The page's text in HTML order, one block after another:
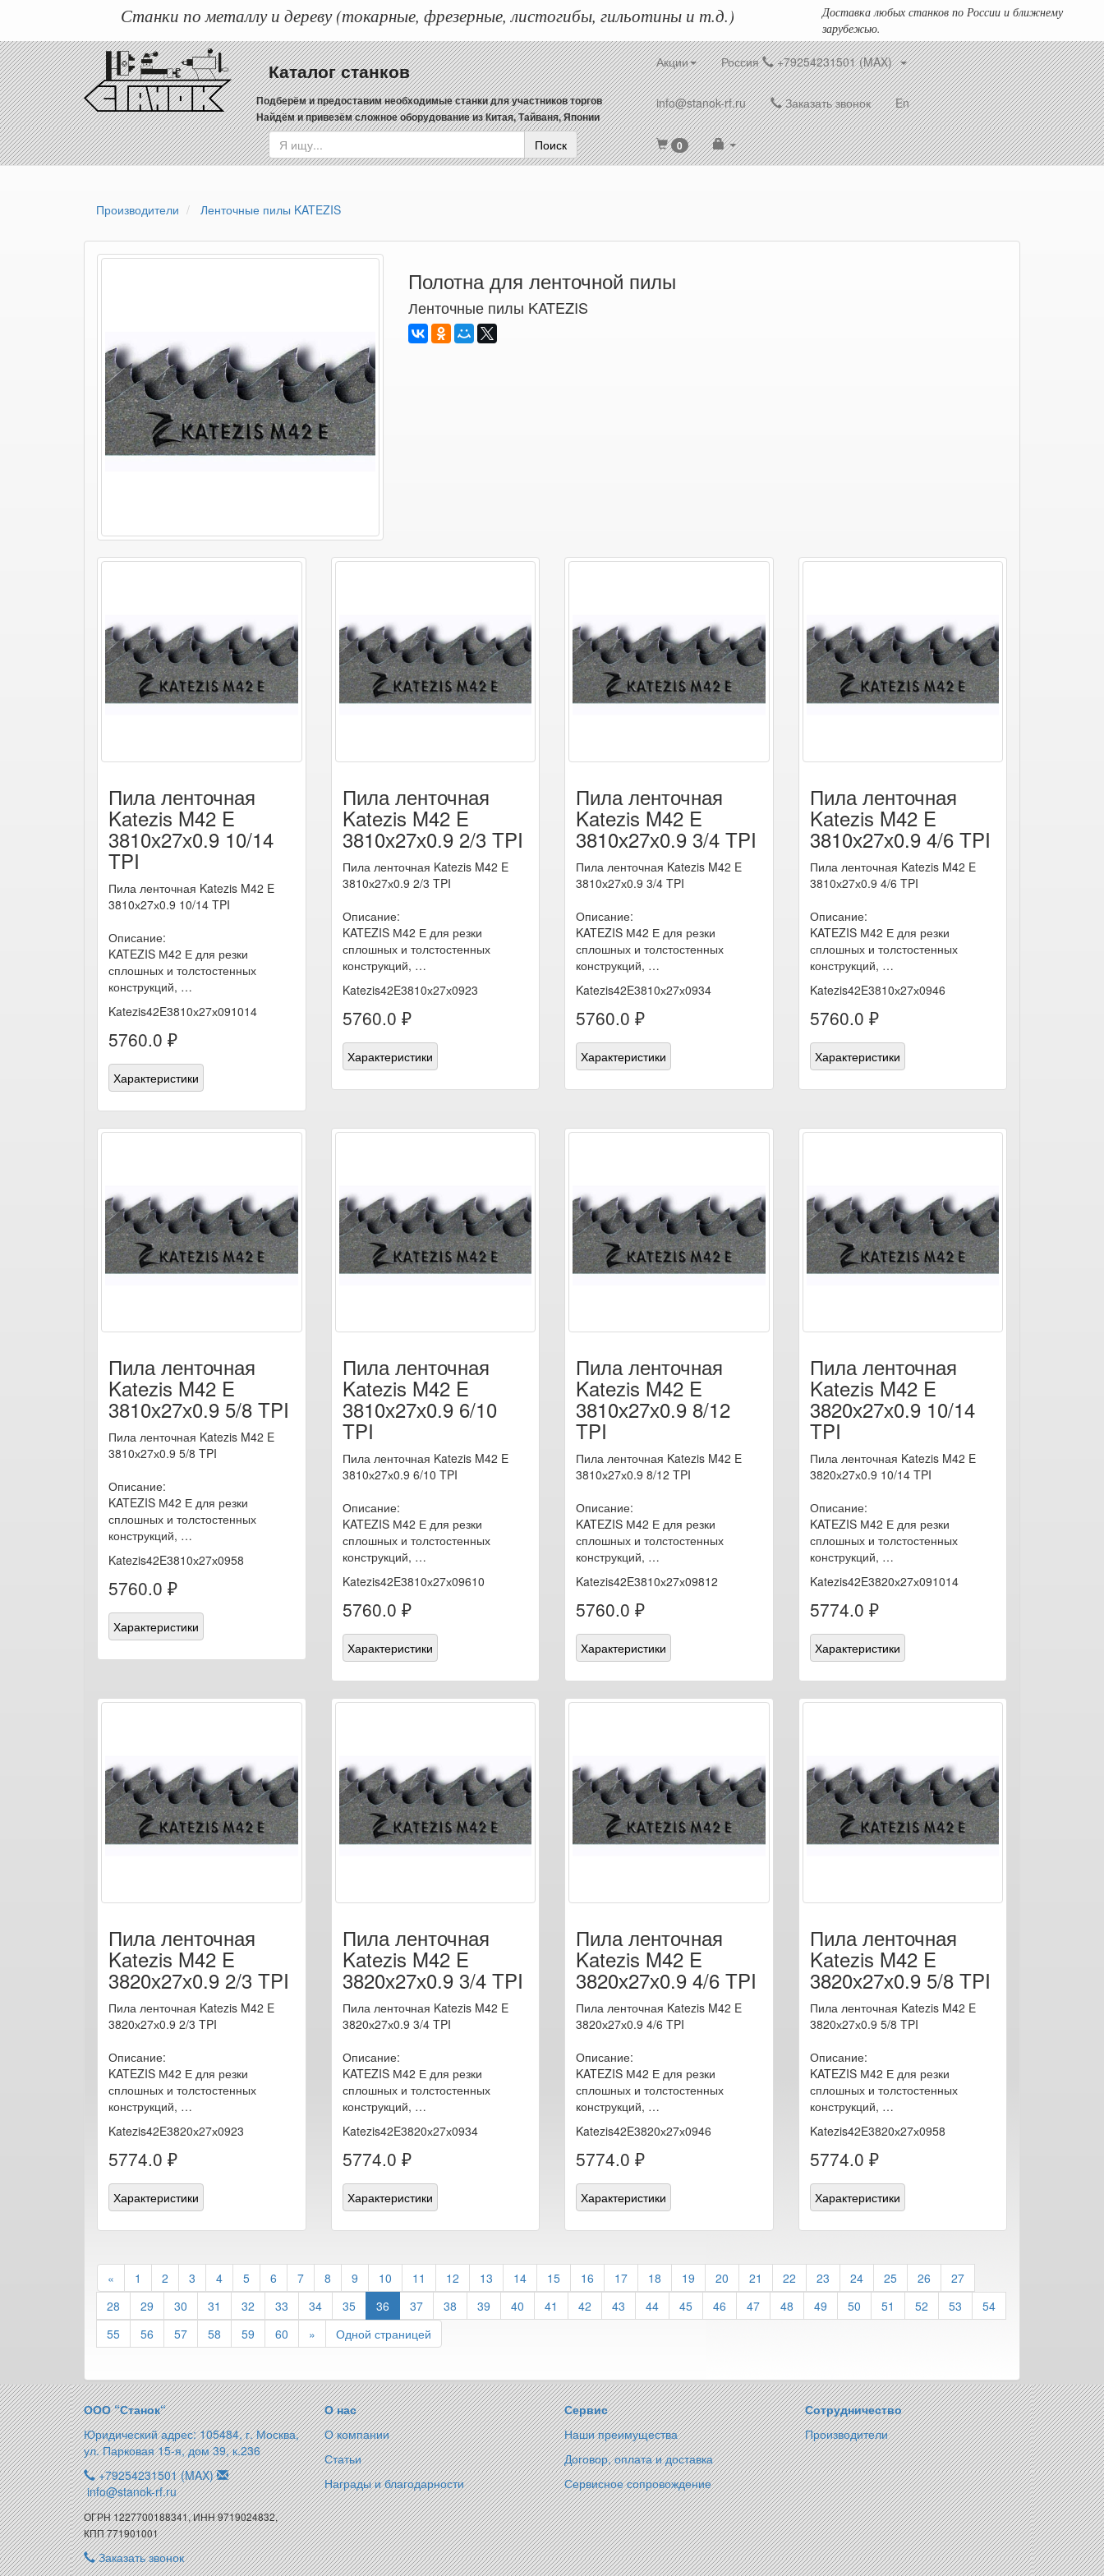
Станки по металлу и дереву (токарные, фрезерные, листогибы, гильотины и т.д.)
Доставка любых станков по России и ближнему
зарубежью.
Каталог станков
Подберём и предоставим необходимые станки для участников торгов
Найдём и привезём сложное оборудование из Китая, Тайваня, Японии
Поиск
Акции Россия +79254231501 (MAX)
info@stanok-rf.ru Заказать звонок En
0
Производители Ленточные пилы KATEZIS
Полотна для ленточной пилы
Ленточные пилы KATEZIS
Пила ленточная
Katezis M42 E
3810х27х0.9 10/14
TPI
Пила ленточная Katezis M42 E
3810х27х0.9 10/14 TPI
Описание:
KATEZIS М42 Е для резки
сплошных и толстостенных
конструкций, …
Katezis42E3810х27х091014
5760.0 ₽
Характеристики
Пила ленточная
Katezis M42 E
3810х27х0.9 2/3 TPI
Пила ленточная Katezis M42 E
3810х27х0.9 2/3 TPI
Описание:
KATEZIS М42 Е для резки
сплошных и толстостенных
конструкций, …
Katezis42E3810х27х0923
5760.0 ₽
Характеристики
Пила ленточная
Katezis M42 E
3810х27х0.9 3/4 TPI
Пила ленточная Katezis M42 E
3810х27х0.9 3/4 TPI
Описание:
KATEZIS М42 Е для резки
сплошных и толстостенных
конструкций, …
Katezis42E3810х27х0934
5760.0 ₽
Характеристики
Пила ленточная
Katezis M42 E
3810х27х0.9 4/6 TPI
Пила ленточная Katezis M42 E
3810х27х0.9 4/6 TPI
Описание:
KATEZIS М42 Е для резки
сплошных и толстостенных
конструкций, …
Katezis42E3810х27х0946
5760.0 ₽
Характеристики
Пила ленточная
Katezis M42 E
3810х27х0.9 5/8 TPI
Пила ленточная Katezis M42 E
3810х27х0.9 5/8 TPI
Описание:
KATEZIS М42 Е для резки
сплошных и толстостенных
конструкций, …
Katezis42E3810х27х0958
5760.0 ₽
Характеристики
Пила ленточная
Katezis M42 E
3810х27х0.9 6/10
TPI
Пила ленточная Katezis M42 E
3810х27х0.9 6/10 TPI
Описание:
KATEZIS М42 Е для резки
сплошных и толстостенных
конструкций, …
Katezis42E3810х27х09610
5760.0 ₽
Характеристики
Пила ленточная
Katezis M42 E
3810х27х0.9 8/12
TPI
Пила ленточная Katezis M42 E
3810х27х0.9 8/12 TPI
Описание:
KATEZIS М42 Е для резки
сплошных и толстостенных
конструкций, …
Katezis42E3810х27х09812
5760.0 ₽
Характеристики
Пила ленточная
Katezis M42 E
3820х27х0.9 10/14
TPI
Пила ленточная Katezis M42 E
3820х27х0.9 10/14 TPI
Описание:
KATEZIS М42 Е для резки
сплошных и толстостенных
конструкций, …
Katezis42E3820х27х091014
5774.0 ₽
Характеристики
Пила ленточная
Katezis M42 E
3820х27х0.9 2/3 TPI
Пила ленточная Katezis M42 E
3820х27х0.9 2/3 TPI
Описание:
KATEZIS М42 Е для резки
сплошных и толстостенных
конструкций, …
Katezis42E3820х27х0923
5774.0 ₽
Характеристики
Пила ленточная
Katezis M42 E
3820х27х0.9 3/4 TPI
Пила ленточная Katezis M42 E
3820х27х0.9 3/4 TPI
Описание:
KATEZIS М42 Е для резки
сплошных и толстостенных
конструкций, …
Katezis42E3820х27х0934
5774.0 ₽
Характеристики
Пила ленточная
Katezis M42 E
3820х27х0.9 4/6 TPI
Пила ленточная Katezis M42 E
3820х27х0.9 4/6 TPI
Описание:
KATEZIS М42 Е для резки
сплошных и толстостенных
конструкций, …
Katezis42E3820х27х0946
5774.0 ₽
Характеристики
Пила ленточная
Katezis M42 E
3820х27х0.9 5/8 TPI
Пила ленточная Katezis M42 E
3820х27х0.9 5/8 TPI
Описание:
KATEZIS М42 Е для резки
сплошных и толстостенных
конструкций, …
Katezis42E3820х27х0958
5774.0 ₽
Характеристики
« 1 2 3 4 5 6 7 8 9 10 11 12 13 14 15 16 17 18 19 20 21 22 23 24 25 26
27
28
29 30 31 32 33 34 35 36 37 38 39 40 41 42 43 44 45 46 47 48 49 50 51 52 53
54
55
56 57 58 59 60 » Одной страницей
ООО “Станок“
Юридический адрес: 105484, г. Москва,
ул. Парковая 15-я, дом 39, к.236
+79254231501 (MAX)
info@stanok-rf.ru
ОГРН 1227700188341, ИНН 9719024832,
КПП 771901001
Заказать звонок
О нас
О компании
Статьи
Награды и благодарности
Сервис
Наши преимущества
Договор, оплата и доставка
Сервисное сопровождение
Сотрудничество
Производители